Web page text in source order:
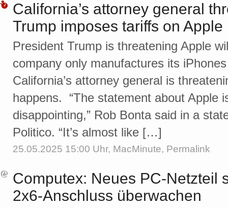
California’s attorney general
Trump imposes tariffs on Apple
President Trump is threatening Apple
company only manufactures its
California’s attorney general is
happens. “The statement about Apple
disappointing,” Rob Bonta said in a
Politico. “It’s almost like […]
25.05.2025 15:00 Uhr, MacMinute, Permalink
Computex: Neues PC-Netzteil
2x6-Anschluss überwachen